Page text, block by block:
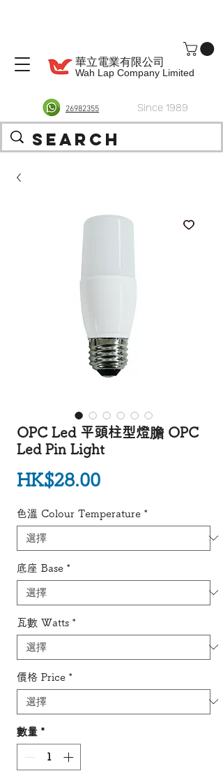
華立電業有限公司
Wah Lap Company Limited
Since 1989
26982355
OPC Led 平頭柱型燈膽 OPC
Led Pin Light
HK$28.00價格
色溫 Colour Temperature *
底座 Base *
瓦數 Watts *
價格 Price *
數量 *